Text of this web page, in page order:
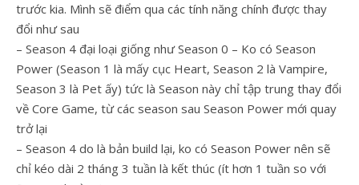
trước kia. Mình sẽ điểm qua các tính năng chính được thay
đổi như sau
– Season 4 đại loại giống như Season 0 – Ko có Season
Power (Season 1 là mấy cục Heart, Season 2 là Vampire,
Season 3 là Pet ấy) tức là Season này chỉ tập trung thay đổi
về Core Game, từ các season sau Season Power mới quay
trở lại
– Season 4 do là bản build lại, ko có Season Power nên sẽ
chỉ kéo dài 2 tháng 3 tuần là kết thúc (ít hơn 1 tuần so với